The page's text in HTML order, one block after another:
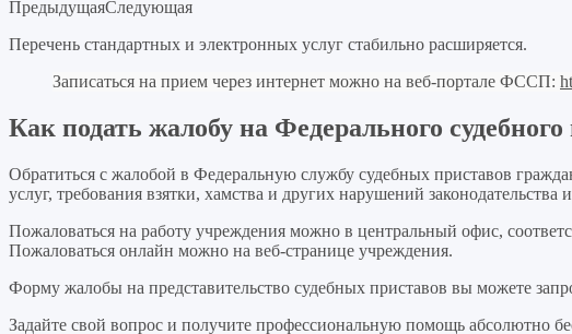
ПредыдущаяСледующая
Перечень стандартных и электронных услуг стабильно расширяется.
Записаться на прием через интернет можно на веб-портале ФССП:
Как подать жалобу на Федерального судебного
Обратиться с жалобой в Федеральную службу судебных приставов
услуг, требования взятки, хамства и других нарушений
Пожаловаться на работу учреждения можно в центральный офис,
Пожаловаться онлайн можно на веб-странице учреждения.
Форму жалобы на представительство судебных приставов вы можете
Задайте свой вопрос и получите профессиональную помощь абсолютно